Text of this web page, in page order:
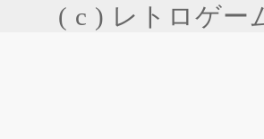
( c ) レトロゲー